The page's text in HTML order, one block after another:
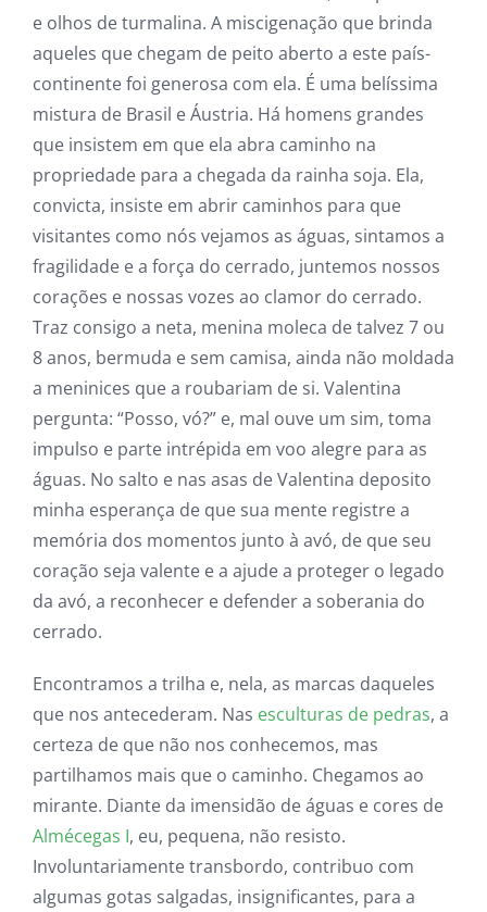
e olhos de turmalina. A miscigenação que brinda
aqueles que chegam de peito aberto a este país-
continente foi generosa com ela. É uma belíssima
mistura de Brasil e Áustria. Há homens grandes
que insistem em que ela abra caminho na
propriedade para a chegada da rainha soja. Ela,
convicta, insiste em abrir caminhos para que
visitantes como nós vejamos as águas, sintamos a
fragilidade e a força do cerrado, juntemos nossos
corações e nossas vozes ao clamor do cerrado.
Traz consigo a neta, menina moleca de talvez 7 ou
8 anos, bermuda e sem camisa, ainda não moldada
a meninices que a roubariam de si. Valentina
pergunta: “Posso, vó?” e, mal ouve um sim, toma
impulso e parte intrépida em voo alegre para as
águas. No salto e nas asas de Valentina deposito
minha esperança de que sua mente registre a
memória dos momentos junto à avó, de que seu
coração seja valente e a ajude a proteger o legado
da avó, a reconhecer e defender a soberania do
cerrado.
Encontramos a trilha e, nela, as marcas daqueles
que nos antecederam. Nas esculturas de pedras, a
certeza de que não nos conhecemos, mas
partilhamos mais que o caminho. Chegamos ao
mirante. Diante da imensidão de águas e cores de
Almécegas I, eu, pequena, não resisto.
Involuntariamente transbordo, contribuo com
algumas gotas salgadas, insignificantes, para a